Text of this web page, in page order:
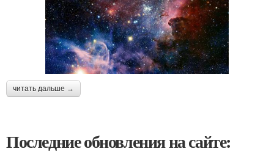
читать дальше →
Последние обновления на сайте: